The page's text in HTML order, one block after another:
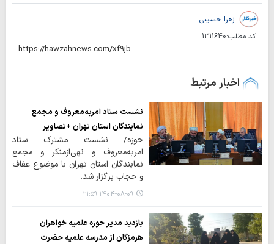
زهرا حسینی
کد مطلب:1311640
اخبار مرتبط
نشست ستاد امربه‌معروف و مجمع
نمایندگان استان تهران +تصاویر
حوزه/ نشست مشترک ستاد
امربه‌معروف و نهی‌ازمنکر و مجمع
نمایندگان استان تهران با موضوع عفاف
و حجاب برگزار شد.
۱۴۰۴-۰۸-۰۹ ۲۱:۵۹
بازدید مدیر حوزه علمیه خواهران
هرمزگان از مدرسه علمیه حضرت